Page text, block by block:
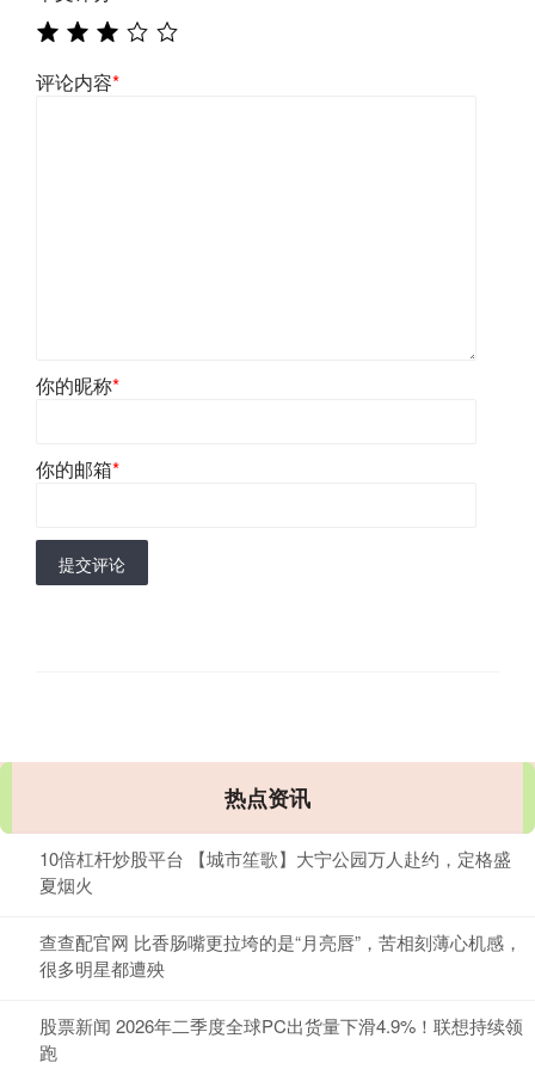
评论内容*
你的昵称*
你的邮箱*
提交评论
热点资讯
10倍杠杆炒股平台 【城市笙歌】大宁公园万人赴约，定格盛
夏烟火
查查配官网 比香肠嘴更拉垮的是“月亮唇”，苦相刻薄心机感，
很多明星都遭殃
股票新闻 2026年二季度全球PC出货量下滑4.9%！联想持续领
跑